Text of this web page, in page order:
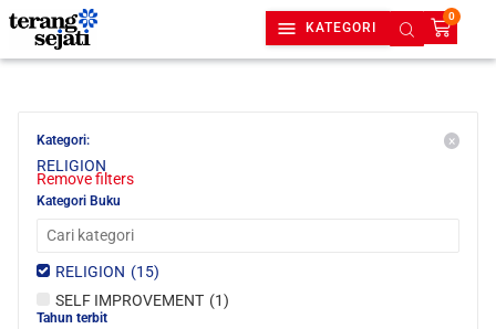
KATEGORI
0
Kategori:
RELIGION
×
Remove filters
Kategori Buku
RELIGION (15)
SELF IMPROVEMENT (1)
Tahun terbit